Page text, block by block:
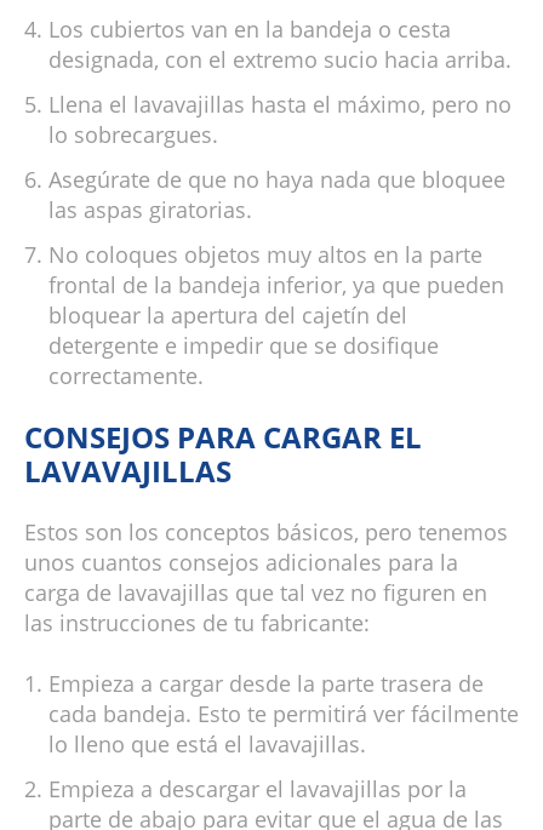
Los cubiertos van en la bandeja o cesta
designada, con el extremo sucio hacia arriba.
Llena el lavavajillas hasta el máximo, pero no
lo sobrecargues.
Asegúrate de que no haya nada que bloquee
las aspas giratorias.
No coloques objetos muy altos en la parte
frontal de la bandeja inferior, ya que pueden
bloquear la apertura del cajetín del
detergente e impedir que se dosifique
correctamente.
CONSEJOS PARA CARGAR EL
LAVAVAJILLAS
Estos son los conceptos básicos, pero tenemos
unos cuantos consejos adicionales para la
carga de lavavajillas que tal vez no figuren en
las instrucciones de tu fabricante:
Empieza a cargar desde la parte trasera de
cada bandeja. Esto te permitirá ver fácilmente
lo lleno que está el lavavajillas.
Empieza a descargar el lavavajillas por la
parte de abajo para evitar que el agua de las